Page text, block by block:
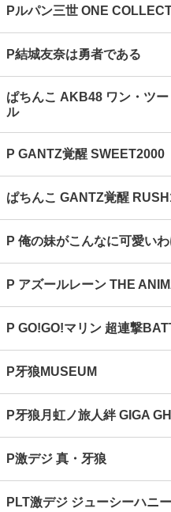
Pルパン三世 ONE
P結城友奈は勇者である
ぱちんこ AKB48 ワン・ツ
ル
P GANTZ覚醒 SWEET2000
ぱちんこ GANTZ覚醒
P 俺の妹がこんなに可愛いわ
P アズールレーン THE
P GO!GO!マリン 超連撃
P牙狼MUSEUM
P牙狼月虹ノ旅人絆 GIGA
P激デジ 真・牙狼
PLT激デジ ジューシーハニ